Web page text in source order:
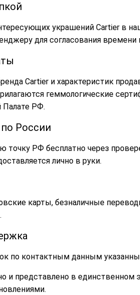
украшений Cartier в
для согласования времени
Cartier и характеристик
геммологические
Палате РФ.
России
точку РФ бесплатно через
лично в руки.
карты, безналичные
по контактным данным
и представлено в единственном